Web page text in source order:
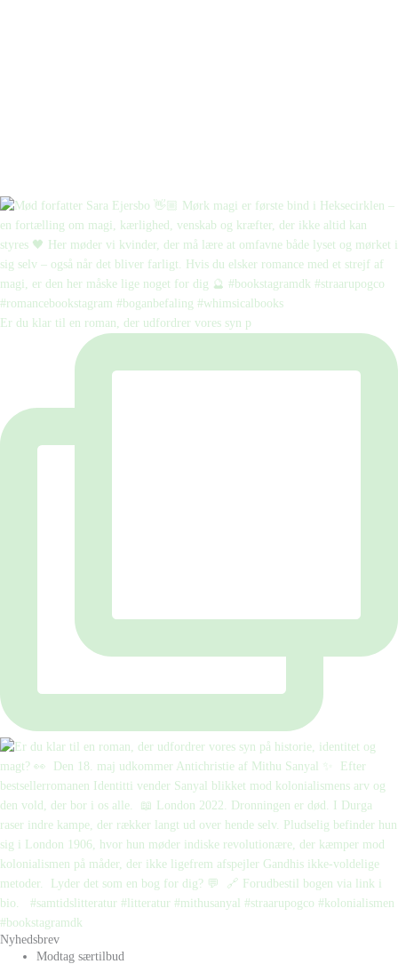
Er du klar til en roman, der udfordrer vores syn p
Nyhedsbrev
Modtag særtilbud